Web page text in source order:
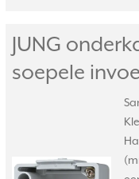
JUNG
soepele